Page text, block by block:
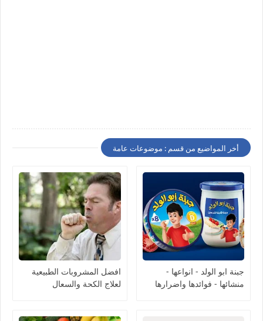
أخر المواضيع من قسم : موضوعات عامة
جبنة ابو الولد - انواعها -
منشائها - فوائدها واضرارها
افضل المشروبات الطبيعية
لعلاج الكحة والسعال